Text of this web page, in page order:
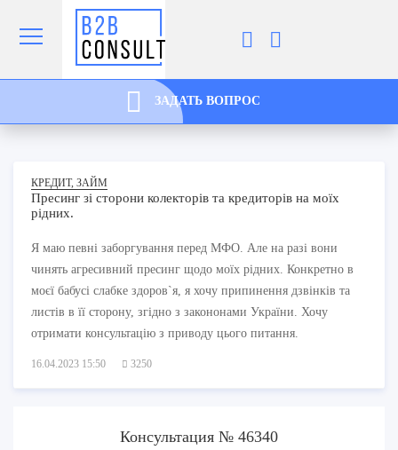
ЗАДАТЬ ВОПРОС
КРЕДИТ, ЗАЙМ
Пресинг зі сторони колекторів та кредиторів на моїх
рідних.
Я маю певні заборгування перед МФО. Але на разі вони
чинять агресивний пресинг щодо моїх рідних. Конкретно в
моєї бабусі слабке здоров`я, я хочу припинення дзвінків та
листів в її сторону, згідно з закононами України. Хочу
отримати консультацію з приводу цього питання.
16.04.2023 15:50 3250
Консультация № 46340